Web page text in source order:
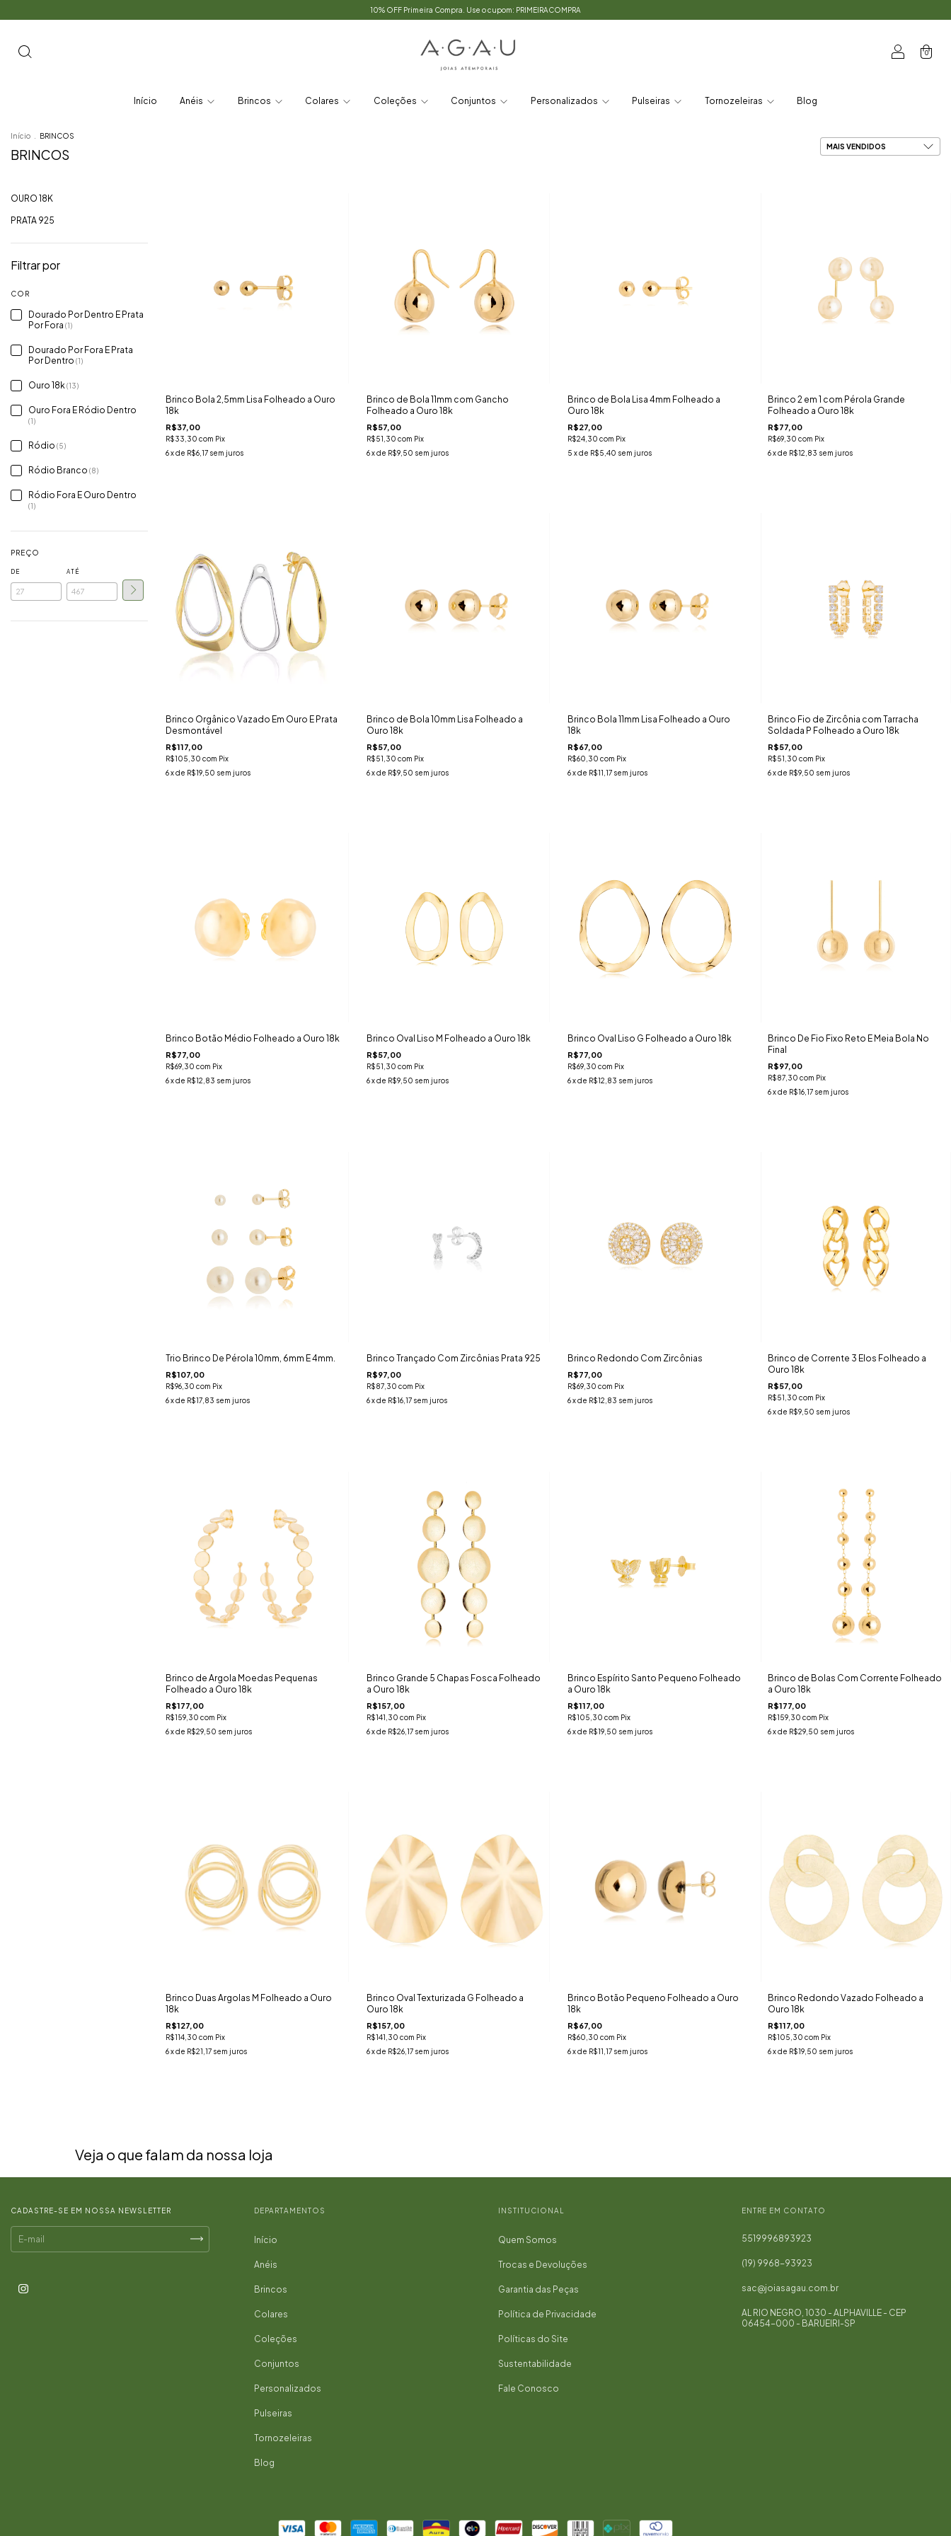
10% OFF Primeira Compra. Use o cupom: PRIMEIRACOMPRA
0
Início Anéis Brincos Colares Coleções Conjuntos Personalizados Pulseiras Tornozeleiras Blog
Início BRINCOS
BRINCOS
OURO 18K
PRATA 925
Filtrar por
COR
Dourado Por Dentro E Prata
Por Fora (1)
Dourado Por Fora E Prata
Por Dentro (1)
Ouro 18k(13)
Ouro Fora E Ródio Dentro
(1)
Ródio (5)
Ródio Branco (8)
Ródio Fora E Ouro Dentro
(1)
PREÇO
DE ATÉ
Brinco Bola 2,5mm Lisa Folheado a Ouro
18k
R$37,00
R$33,30 com Pix
6x de R$6,17 sem juros
Brinco de Bola 11mm com Gancho
Folheado a Ouro 18k
R$57,00
R$51,30 com Pix
6x de R$9,50 sem juros
Brinco de Bola Lisa 4mm Folheado a
Ouro 18k
R$27,00
R$24,30 com Pix
5 x de R$5,40 sem juros
Brinco 2 em 1 com Pérola Grande
Folheado a Ouro 18k
R$77,00
R$69,30com Pix
6x de R$12,83 sem juros
Brinco Orgânico Vazado Em Ouro E Prata
Desmontável
R$117,00
R$105,30 com Pix
6x de R$19,50 sem juros
Brinco de Bola 10mm Lisa Folheado a
Ouro 18k
R$57,00
R$51,30 com Pix
6x de R$9,50 sem juros
Brinco Bola 11mm Lisa Folheado a Ouro
18k
R$67,00
R$60,30 com Pix
6 x de R$11,17 sem juros
Brinco Fio de Zircônia com Tarracha
Soldada P Folheado a Ouro 18k
R$57,00
R$51,30com Pix
6x de R$9,50 sem juros
Brinco Botão Médio Folheado a Ouro 18k
R$77,00
R$69,30 com Pix
6x de R$12,83 sem juros
Brinco Oval Liso M Folheado a Ouro 18k
R$57,00
R$51,30 com Pix
6x de R$9,50 sem juros
Brinco Oval Liso G Folheado a Ouro 18k
R$77,00
R$69,30 com Pix
6 x de R$12,83 sem juros
Brinco De Fio Fixo Reto E Meia Bola No
Final
R$97,00
R$87,30com Pix
6x de R$16,17 sem juros
Trio Brinco De Pérola 10mm, 6mm E 4mm.
R$107,00
R$96,30 com Pix
6x de R$17,83 sem juros
Brinco Trançado Com Zircônias Prata 925
R$97,00
R$87,30 com Pix
6x de R$16,17 sem juros
Brinco Redondo Com Zircônias
R$77,00
R$69,30 com Pix
6 x de R$12,83 sem juros
Brinco de Corrente 3 Elos Folheado a
Ouro 18k
R$57,00
R$51,30com Pix
6x de R$9,50 sem juros
Brinco de Argola Moedas Pequenas
Folheado a Ouro 18k
R$177,00
R$159,30 com Pix
6x de R$29,50 sem juros
Brinco Grande 5 Chapas Fosca Folheado
a Ouro 18k
R$157,00
R$141,30 com Pix
6x de R$26,17 sem juros
Brinco Espírito Santo Pequeno Folheado
a Ouro 18k
R$117,00
R$105,30 com Pix
6 x de R$19,50 sem juros
Brinco de Bolas Com Corrente Folheado
a Ouro 18k
R$177,00
R$159,30com Pix
6x de R$29,50 sem juros
Brinco Duas Argolas M Folheado a Ouro
18k
R$127,00
R$114,30 com Pix
6x de R$21,17 sem juros
Brinco Oval Texturizada G Folheado a
Ouro 18k
R$157,00
R$141,30 com Pix
6x de R$26,17 sem juros
Brinco Botão Pequeno Folheado a Ouro
18k
R$67,00
R$60,30 com Pix
6 x de R$11,17 sem juros
Brinco Redondo Vazado Folheado a
Ouro 18k
R$117,00
R$105,30com Pix
6x de R$19,50 sem juros
Veja o que falam da nossa loja
CADASTRE-SE EM NOSSA NEWSLETTER DEPARTAMENTOS
Início
Anéis
Brincos
Colares
Coleções
Conjuntos
Personalizados
Pulseiras
Tornozeleiras
Blog
INSTITUCIONAL
Quem Somos
Trocas e Devoluções
Garantia das Peças
Política de Privacidade
Políticas do Site
Sustentabilidade
Fale Conosco
ENTRE EM CONTATO
5519996893923
(19) 9968-93923
sac@joiasagau.com.br
AL RIO NEGRO, 1030 - ALPHAVILLE - CEP
06454-000 - BARUEIRI-SP